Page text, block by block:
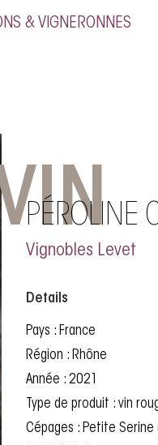
& VIGNERONNES
PÉROLINE
Vignobles Levet
Details
Pays : France
Région : Rhône
Année : 2021
Type de produit : vin
Cépages : Petite